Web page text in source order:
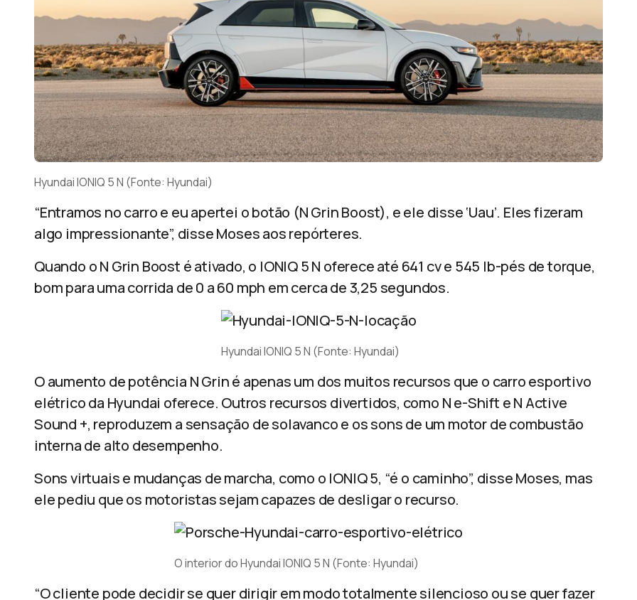
Hyundai IONIQ 5 N (Fonte: Hyundai)
“Entramos no carro e eu apertei o botão (N Grin Boost), e ele disse ‘Uau’. Eles fizeram
algo impressionante”, disse Moses aos repórteres.
Quando o N Grin Boost é ativado, o IONIQ 5 N oferece até 641 cv e 545 lb-pés de torque,
bom para uma corrida de 0 a 60 mph em cerca de 3,25 segundos.
Hyundai IONIQ 5 N (Fonte: Hyundai)
O aumento de potência N Grin é apenas um dos muitos recursos que o carro esportivo
elétrico da Hyundai oferece. Outros recursos divertidos, como N e-Shift e N Active
Sound +, reproduzem a sensação de solavanco e os sons de um motor de combustão
interna de alto desempenho.
Sons virtuais e mudanças de marcha, como o IONIQ 5, “é o caminho”, disse Moses, mas
ele pediu que os motoristas sejam capazes de desligar o recurso.
O interior do Hyundai IONIQ 5 N (Fonte: Hyundai)
“O cliente pode decidir se quer dirigir em modo totalmente silencioso ou se quer fazer